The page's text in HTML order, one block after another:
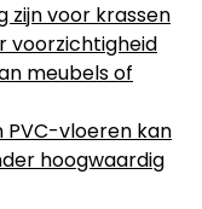
zijn voor krassen
voorzichtigheid
meubels of
PVC-vloeren kan
hoogwaardig